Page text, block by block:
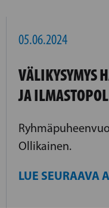
05.06.2024
VÄLIKYSYMYS
JA
Ollikainen.
LUE SEURAAVA